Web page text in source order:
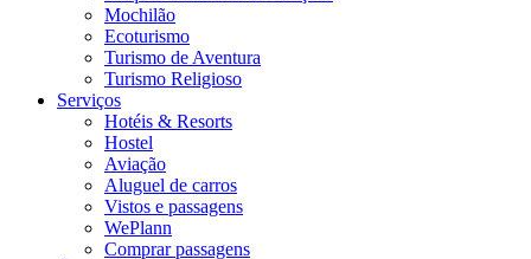
Mochilão
Ecoturismo
Turismo de Aventura
Turismo Religioso
Serviços
Hotéis & Resorts
Hostel
Aviação
Aluguel de carros
Vistos e passagens
WePlann
Comprar passagens